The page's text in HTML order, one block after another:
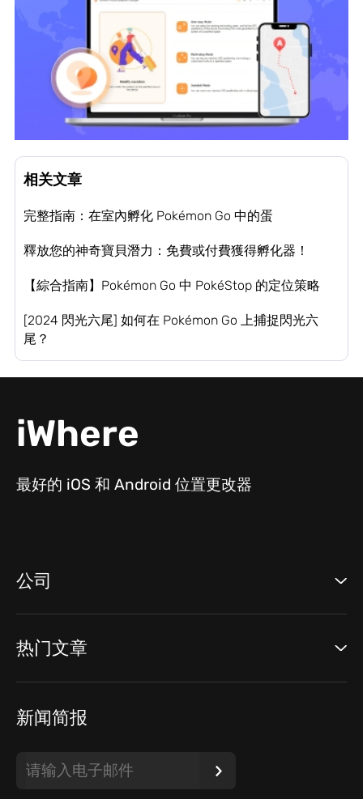
相关文章
完整指南：在室內孵化 Pokémon Go 中的蛋
釋放您的神奇寶貝潛力：免費或付費獲得孵化器！
【綜合指南】Pokémon Go 中 PokéStop 的定位策略
[2024 閃光六尾] 如何在 Pokémon Go 上捕捉閃光六
尾？
iWhere
最好的 iOS 和 Android 位置更改器
公司
热门文章
新闻简报